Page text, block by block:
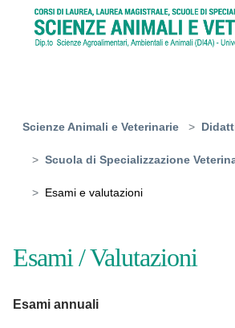
Skip to main content
Scienze Animali e Veterinarie
Scuola di Specializzazione
Esami e valutazioni
Esami / Valutazioni
Esami annuali